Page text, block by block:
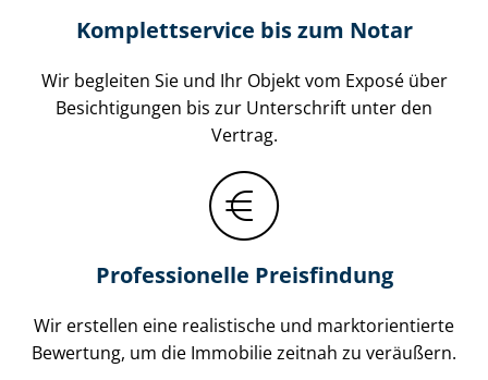
Komplettservice bis zum Notar
Wir begleiten Sie und Ihr Objekt vom Exposé über
Besichtigungen bis zur Unterschrift unter den
Vertrag.
Professionelle Preisfindung
Wir erstellen eine realistische und markt­ori­en­tier­te
Bewertung, um die Immobilie zeitnah zu veräußern.